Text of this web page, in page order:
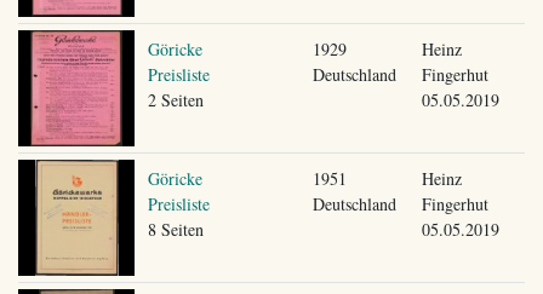
Göricke
Preisliste
2 Seiten
1929
Deutschland
Heinz
Fingerhut
05.05.2019
Göricke
Preisliste
8 Seiten
1951
Deutschland
Heinz
Fingerhut
05.05.2019